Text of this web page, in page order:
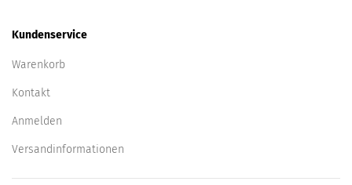
Kundenservice
Warenkorb
Kontakt
Anmelden
Versandinformationen